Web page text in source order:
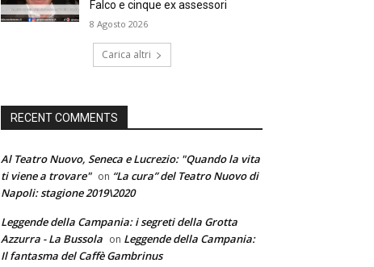
Falco e cinque ex assessori
8 Agosto 2026
Carica altri
RECENT COMMENTS
Al Teatro Nuovo, Seneca e Lucrezio: "Quando la vita
ti viene a trovare" on “La cura” del Teatro Nuovo di
Napoli: stagione 2019\2020
Leggende della Campania: i segreti della Grotta
Azzurra - La Bussola on Leggende della Campania:
Il fantasma del Caffè Gambrinus